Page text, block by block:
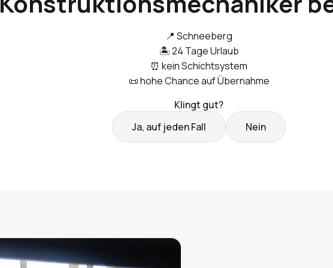
📍 Schneeberg
🏝️ 24 Tage Urlaub
⏰ kein Schichtsystem
📜 hohe Chance auf Übernahme
Klingt gut?
Ja, auf jeden Fall
Nein